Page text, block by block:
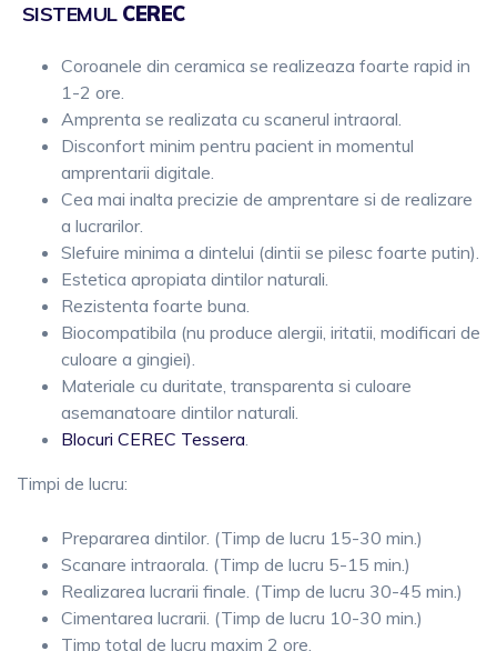
SISTEMUL CEREC
Coroanele din ceramica se realizeaza foarte rapid in
1-2 ore.
Amprenta se realizata cu scanerul intraoral.
Disconfort minim pentru pacient in momentul
amprentarii digitale.
Cea mai inalta precizie de amprentare si de realizare
a lucrarilor.
Slefuire minima a dintelui (dintii se pilesc foarte putin).
Estetica apropiata dintilor naturali.
Rezistenta foarte buna.
Biocompatibila (nu produce alergii, iritatii, modificari de
culoare a gingiei).
Materiale cu duritate, transparenta si culoare
asemanatoare dintilor naturali.
Blocuri CEREC Tessera.
Timpi de lucru:
Prepararea dintilor. (Timp de lucru 15-30 min.)
Scanare intraorala. (Timp de lucru 5-15 min.)
Realizarea lucrarii finale. (Timp de lucru 30-45 min.)
Cimentarea lucrarii. (Timp de lucru 10-30 min.)
Timp total de lucru maxim 2 ore.